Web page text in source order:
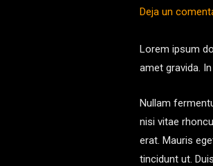
Deja un
Lorem ipsum
amet gravida.
Nullam
nisi vitae
erat. Mauris
tincidunt ut.